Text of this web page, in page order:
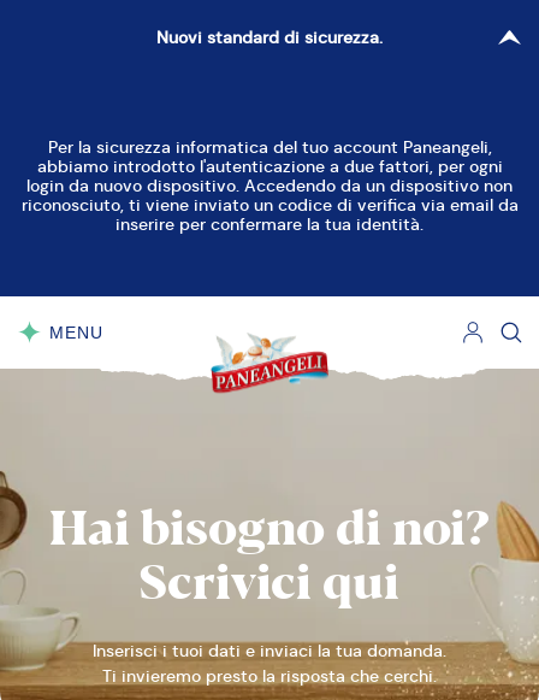
Nuovi standard di sicurezza.
Per la sicurezza informatica del tuo account Paneangeli,
abbiamo introdotto l'autenticazione a due fattori, per ogni
login da nuovo dispositivo. Accedendo da un dispositivo non
riconosciuto, ti viene inviato un codice di verifica via email da
inserire per confermare la tua identità.
MENU
Hai bisogno di noi?
Scrivici qui
Inserisci i tuoi dati e inviaci la tua domanda.
Ti invieremo presto la risposta che cerchi.